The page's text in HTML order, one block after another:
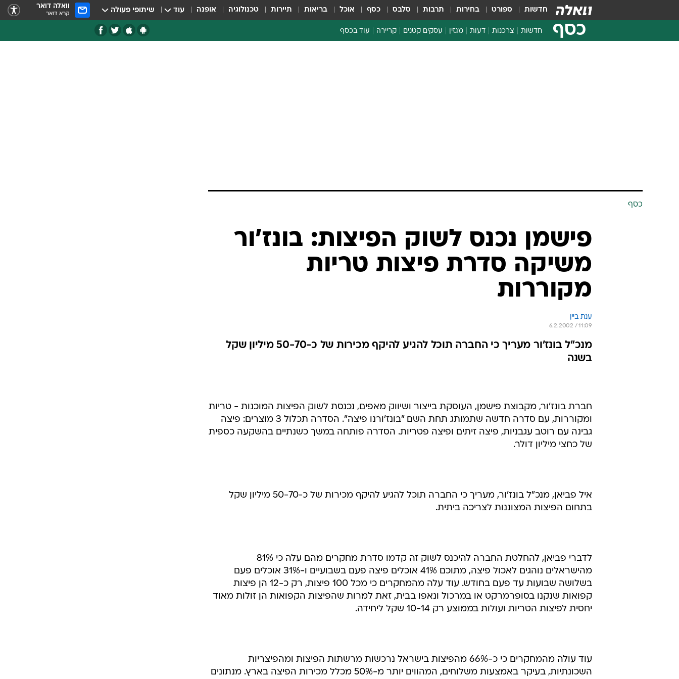
חדשות ספורט בחירות תרבות סלבס כסף אוכל בריאות תיירות טכנולוגיה אופנה עוד שיתופי פעולה וואלה דואר
קרא דואר
כסף חדשות צרכנות דעות מגזין עסקים קטנים קריירה עוד בכסף
כסף
פישמן נכנס לשוק הפיצות: בונז'ור
משיקה סדרת פיצות טריות
מקוררות
ענת ביין
6.2.2002 / 11:09
מנכ"ל בונז'ור מעריך כי החברה תוכל להגיע להיקף מכירות של כ-50-70 מיליון שקל
בשנה
חברת בונז'ור, מקבוצת פישמן, העוסקת בייצור ושיווק מאפים, נכנסת לשוק הפיצות המוכנות - טריות
ומקוררות, עם סדרה חדשה שתמותג תחת השם "בונז'ורנו פיצה". הסדרה תכלול 3 מוצרים: פיצה
גבינה עם רוטב עגבניות, פיצה זיתים ופיצה פטריות. הסדרה פותחה במשך כשנתיים בהשקעה כספית
של כחצי מיליון דולר.
איל פביאן, מנכ"ל בונז'ור, מעריך כי החברה תוכל להגיע להיקף מכירות של כ-50-70 מיליון שקל
בתחום הפיצות המצוננות לצריכה ביתית.
לדברי פביאן, להחלטת החברה להיכנס לשוק זה קדמו סדרת מחקרים מהם עלה כי 81%
מהישראלים נוהגים לאכול פיצה, מתוכם 41% אוכלים פיצה פעם בשבועיים ו-31% אוכלים פעם
בשלושה שבועות עד פעם בחודש. עוד עלה מהמחקרים כי מכל 100 פיצות, רק כ-12 הן פיצות
קפואות שנקנו בסופרמרקט או במרכול ונאפו בבית, זאת למרות שהפיצות הקפואות הן זולות מאוד
יחסית לפיצות הטריות ועולות בממוצע רק 10-14 שקל ליחידה.
עוד עולה מהמחקרים כי כ-66% מהפיצות בישראל נרכשות מרשתות הפיצות ומהפיצריות
השכונתיות, בעיקר באמצעות משלוחים, המהווים יותר מ-50% מכלל מכירות הפיצה בארץ. מנתונים